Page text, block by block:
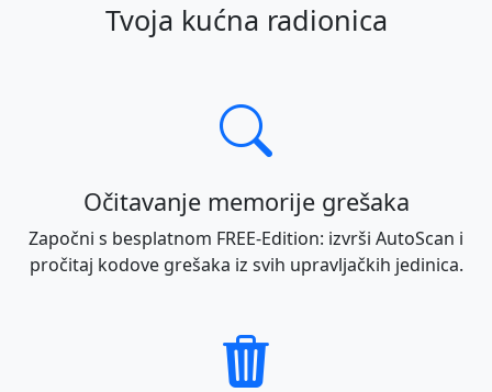
Tvoja kućna radionica
Očitavanje memorije grešaka
Započni s besplatnom FREE-Edition: izvrši AutoScan i
pročitaj kodove grešaka iz svih upravljačkih jedinica.